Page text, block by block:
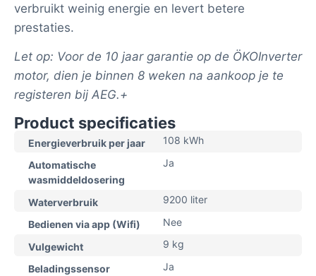
verbruikt weinig energie en levert betere
prestaties.
Let op: Voor de 10 jaar garantie op de ÖKOInverter
motor, dien je binnen 8 weken na aankoop je te
registeren bij AEG.+
Product specificaties
Energieverbruik per jaar 108 kWh
Automatische
wasmiddeldosering
Ja
Waterverbruik 9200 liter
Bedienen via app (Wifi) Nee
Vulgewicht 9 kg
Beladingssensor Ja